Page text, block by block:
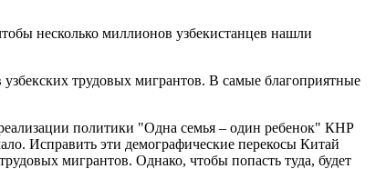
несколько миллионов узбекистанцев нашли
трудовых мигрантов. В самые благоприятные
политики "Одна семья – один ребенок" КНР
Исправить эти демографические перекосы Китай
мигрантов. Однако, чтобы попасть туда, будет